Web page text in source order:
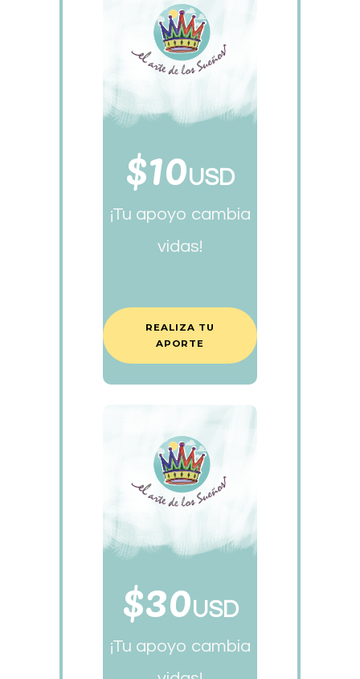
$10USD
¡Tu apoyo cambia
vidas!
REALIZA TU
APORTE
$30USD
¡Tu apoyo cambia